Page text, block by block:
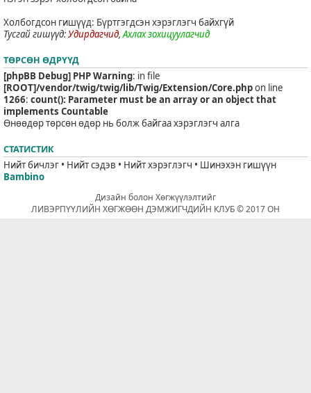
Холбогдсон гишүүд: Бүртгэгдсэн хэрэглэгч байхгүй
Тусгай гишүүд:Удирдагчид,Ахлах зохицуулагчид
ТӨРСӨН ӨДРҮҮД
[phpBB Debug] PHP Warning: in file
[ROOT]/vendor/twig/twig/lib/Twig/Extension/Core.phpon line
1266: count(): Parameter must be an array or an object that
implements Countable
Өнөөдөр төрсөн өдөр нь болж байгаа хэрэглэгч алга
СТАТИСТИК
Нийт бичлэг • Нийт сэдэв • Нийт хэрэглэгч • Шинэхэн гишүүн
Bambino
Дизайн болон Хөгжүүлэлтийг
ЛИВЭРПҮҮЛИЙН ХӨГЖӨӨН ДЭМЖИГЧДИЙН КЛУБ © 2017 ОН